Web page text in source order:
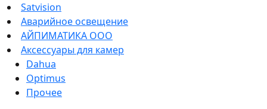
Satvision
Аварийное освещение
АЙПИМАТИКА ООО
Аксессуары для камер
Dahua
Optimus
Прочее